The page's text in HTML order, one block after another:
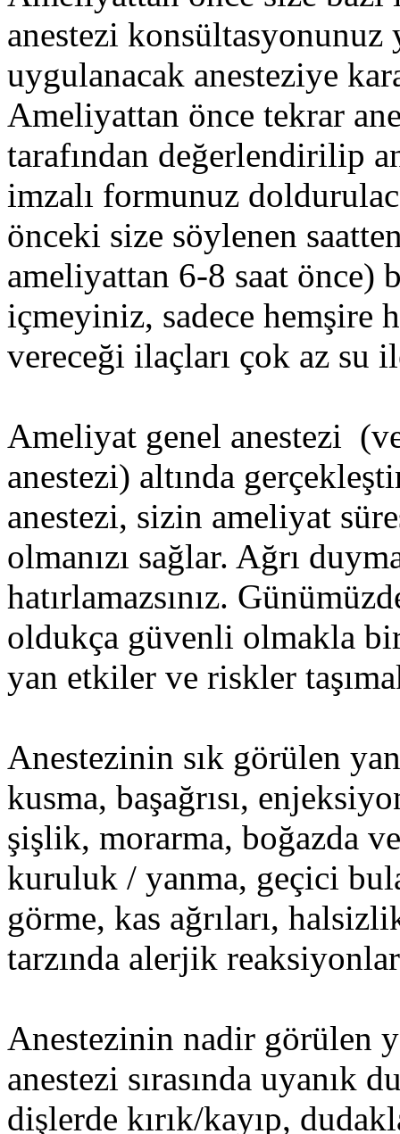
belirleniyor.Operasyon randevunuz verildikten
mevcut olan tam donanımlı ameliyathanemizde
anlaşmalı Otel'e bir refakatçi eşliğinde otele
anestezi konsültasyonunuz
uygulanacak anesteziye
Ameliyattan önce tekrar
tarafından değerlendirilip
imzalı formunuz
önceki size söylenen
ameliyattan 6-8 saat önce)
içmeyiniz, sadece hemşire
vereceği ilaçları çok az su
Ameliyat genel anestezi
anestezi) altında
anestezi, sizin ameliyat
olmanızı sağlar. Ağrı
hatırlamazsınız.
oldukça güvenli olmakla
yan etkiler ve riskler
Anestezinin sık görülen
kusma, başağrısı,
şişlik, morarma, boğazda
kuruluk / yanma, geçici
görme, kas ağrıları,
tarzında alerjik
Anestezinin nadir görülen
anestezi sırasında uyanık
dişlerde kırık/kayıp,